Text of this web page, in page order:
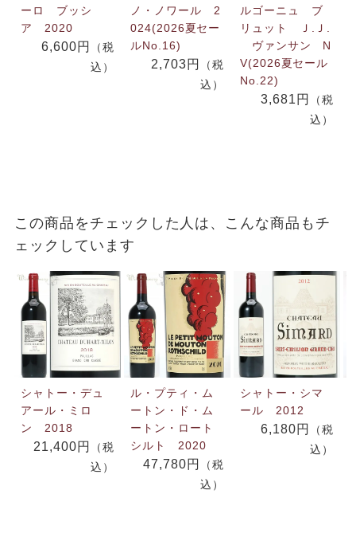
ーロ ブッシ
ア 2020
6,600円
（税
込）
ノ・ノワール 2
024(2026夏セー
ルNo.16)
2,703円
（税
込）
ルゴーニュ ブ
リュット Ｊ.Ｊ.
ヴァンサン N
V(2026夏セール
No.22)
3,681円
（税
込）
この商品をチェックした人は、こんな商品もチ
ェックしています
シャトー・デュ
アール・ミロ
ン 2018
21,400円
（税
込）
ル・プティ・ム
ートン・ド・ム
ートン・ロート
シルト 2020
47,780円
（税
込）
シャトー・シマ
ール 2012
6,180円
（税
込）